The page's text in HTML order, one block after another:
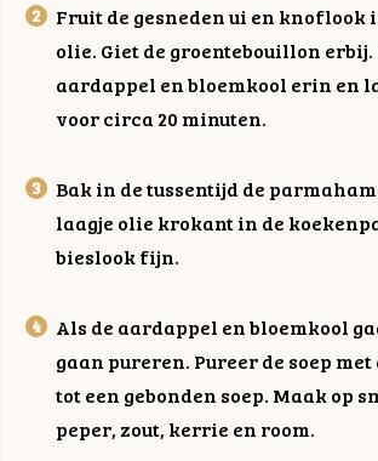
Fruit de gesneden ui en knoflook
olie. Giet de groentebouillon erbij.
aardappel en bloemkool erin en
voor circa 20 minuten.
Bak in de tussentijd de
laagje olie krokant in de
bieslook fijn.
Als de aardappel en bloemkool
gaan pureren. Pureer de soep
tot een gebonden soep. Maak op
peper, zout, kerrie en room.